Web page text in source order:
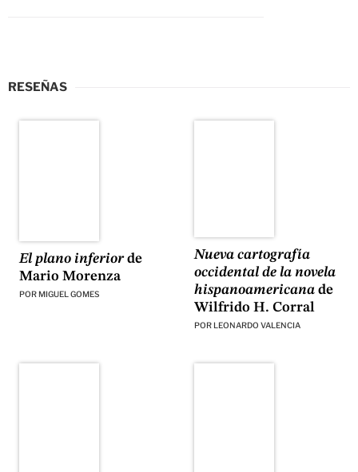
RESEÑAS
El plano inferiorde
Mario Morenza
POR MIGUEL GOMES
Nueva cartografía
occidental de la novela
hispanoamericanade
Wilfrido H. Corral
POR LEONARDO VALENCIA